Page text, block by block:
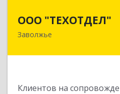
ООО "ТЕХОТДЕЛ"
Заволжье
Клиентов на